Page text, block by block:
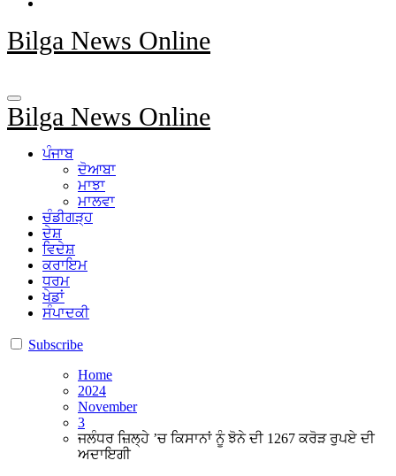
Bilga News Online
Bilga News Online
ਪੰਜਾਬ
ਦੋਆਬਾ
ਮਾਝਾ
ਮਾਲਵਾ
ਚੰਡੀਗੜ੍ਹ
ਦੇਸ਼
ਵਿਦੇਸ਼
ਕਰਾਇਮ
ਧਰਮ
ਖੇਡਾਂ
ਸੰਪਾਦਕੀ
Subscribe
Home
2024
November
3
ਜਲੰਧਰ ਜ਼ਿਲ੍ਹੇ ’ਚ ਕਿਸਾਨਾਂ ਨੂੰ ਝੋਨੇ ਦੀ 1267 ਕਰੋੜ ਰੁਪਏ ਦੀ
ਅਦਾਇਗੀ